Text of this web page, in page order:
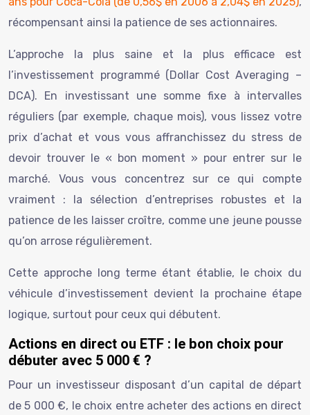
récompensant ainsi la patience de ses actionnaires.
L’approche la plus saine et la plus efficace est
l’investissement programmé (Dollar Cost Averaging –
DCA). En investissant une somme fixe à intervalles
réguliers (par exemple, chaque mois), vous lissez votre
prix d’achat et vous vous affranchissez du stress de
devoir trouver le « bon moment » pour entrer sur le
marché. Vous vous concentrez sur ce qui compte
vraiment : la sélection d’entreprises robustes et la
patience de les laisser croître, comme une jeune pousse
qu’on arrose régulièrement.
Cette approche long terme étant établie, le choix du
véhicule d’investissement devient la prochaine étape
logique, surtout pour ceux qui débutent.
Actions en direct ou ETF : le bon choix pour
débuter avec 5 000 € ?
Pour un investisseur disposant d’un capital de départ
de 5 000 €, le choix entre acheter des actions en direct